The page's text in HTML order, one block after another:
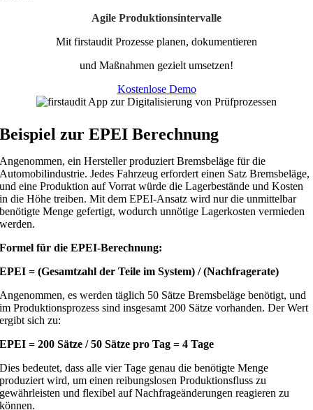
Agile Produktionsintervalle
Mit firstaudit Prozesse planen, dokumentieren
und Maßnahmen gezielt umsetzen!
Kostenlose Demo
Beispiel zur EPEI Berechnung
Angenommen, ein Hersteller produziert Bremsbeläge für die
Automobilindustrie. Jedes Fahrzeug erfordert einen Satz Bremsbeläge,
und eine Produktion auf Vorrat würde die Lagerbestände und Kosten
in die Höhe treiben. Mit dem EPEI-Ansatz wird nur die unmittelbar
benötigte Menge gefertigt, wodurch unnötige Lagerkosten vermieden
werden.
Formel für die EPEI-Berechnung:
EPEI = (Gesamtzahl der Teile im System) / (Nachfragerate)
Angenommen, es werden täglich 50 Sätze Bremsbeläge benötigt, und
im Produktionsprozess sind insgesamt 200 Sätze vorhanden. Der Wert
ergibt sich zu:
EPEI = 200 Sätze / 50 Sätze pro Tag = 4 Tage
Dies bedeutet, dass alle vier Tage genau die benötigte Menge
produziert wird, um einen reibungslosen Produktionsfluss zu
gewährleisten und flexibel auf Nachfrageänderungen reagieren zu
können.